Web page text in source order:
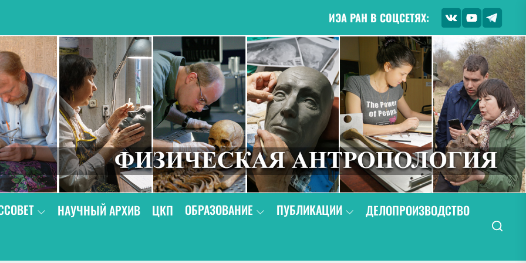
ИЭА РАН В СОЦСЕТЯХ:
НАУЧНЫЙ АРХИВ ЦКП ОБРАЗОВАНИЕ ПУБЛИКАЦИИ
ДЕЛОПРОИЗВОДСТВО